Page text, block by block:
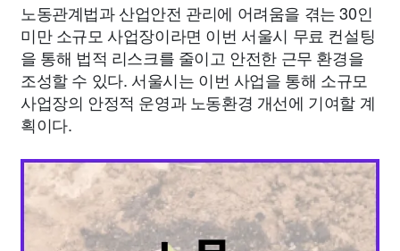
노동관계법과 산업안전 관리에 어려움을 겪는 30인
미만 소규모 사업장이라면 이번 서울시 무료 컨설팅
을 통해 법적 리스크를 줄이고 안전한 근무 환경을
조성할 수 있다. 서울시는 이번 사업을 통해 소규모
사업장의 안정적 운영과 노동환경 개선에 기여할 계
획이다.